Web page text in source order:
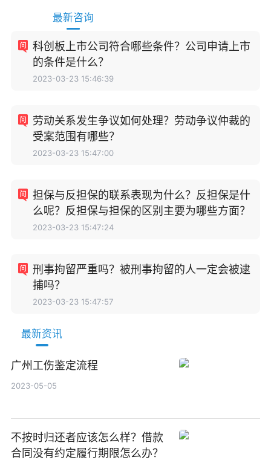
最新咨询
科创板上市公司符合哪些条件？公司申请上市
的条件是什么？
2023-03-23 15:46:39
劳动关系发生争议如何处理？劳动争议仲裁的
受案范围有哪些？
2023-03-23 15:47:00
担保与反担保的联系表现为什么？反担保是什
么呢？反担保与担保的区别主要为哪些方面？
2023-03-23 15:47:24
刑事拘留严重吗？被刑事拘留的人一定会被逮
捕吗？
2023-03-23 15:47:57
最新资讯
广州工伤鉴定流程
2023-05-05
不按时归还者应该怎么样？借款
合同没有约定履行期限怎么办？